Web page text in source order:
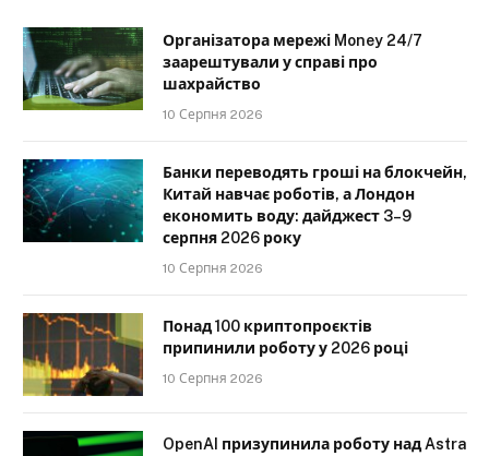
Організатора мережі Money 24/7
заарештували у справі про
шахрайство
10 Серпня 2026
Банки переводять гроші на блокчейн,
Китай навчає роботів, а Лондон
економить воду: дайджест 3–9
серпня 2026 року
10 Серпня 2026
Понад 100 криптопроєктів
припинили роботу у 2026 році
10 Серпня 2026
OpenAI призупинила роботу над Astra